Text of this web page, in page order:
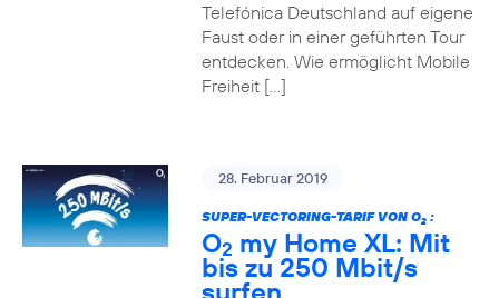
Telefónica Deutschland auf eigene
Faust oder in einer geführten Tour
entdecken. Wie ermöglicht Mobile
Freiheit […]
28. Februar 2019
SUPER-VECTORING-TARIF VON O2:
O2 my Home XL: Mit
bis zu 250 Mbit/s
surfen